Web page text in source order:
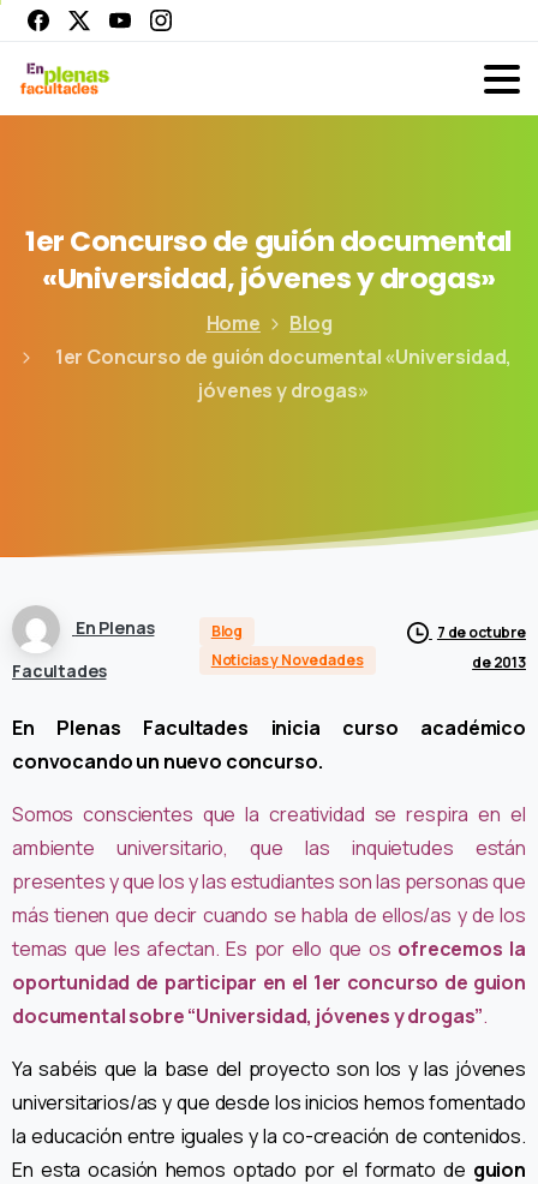
1erConcursode guióndocumental
«Universidad,jóvenesydrogas»
Home
Blog
1er Concurso de guión documental «Universidad,
jóvenes y drogas»
En Plenas
Facultades
Blog
Noticias y Novedades
7 de octubre
de 2013
En Plenas Facultades inicia curso académico
convocando un nuevo concurso.
Somos conscientes que la creatividad se respira en el
ambiente universitario, que las inquietudes están
presentes y que los y las estudiantes son las personas que
más tienen que decir cuando se habla de ellos/as y de los
temas que les afectan. Es por ello que os ofrecemos la
oportunidad de participar en el 1er concurso de guion
documental sobre “Universidad, jóvenes y drogas”.
Ya sabéis que la base del proyecto son los y las jóvenes
universitarios/as y que desde los inicios hemos fomentado
la educación entre iguales y la co-creación de contenidos.
En esta ocasión hemos optado por el formato de guion